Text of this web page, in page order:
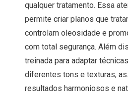
qualquer tratamento. Essa
permite criar planos que
controlam oleosidade e
com total segurança. Além
treinada para adaptar
diferentes tons e texturas,
resultados harmoniosos e